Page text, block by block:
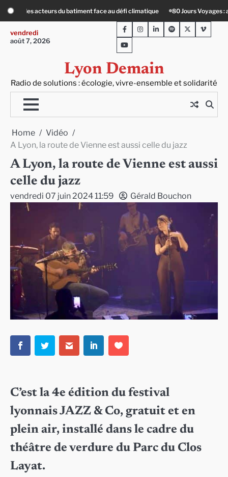
Skip
content
80 Jours Voyages : au cœur du Lengai avec Guy de Saint-Cyr Le Crépin
vendredi
août 7, 2026
Lyon Demain
Radio de solutions : écologie, vivre-ensemble et solidarité
FacebookInstagram
LinkedInSpotifyTwitterViméo
Youtube
Home
Vidéo
A Lyon, la route de Vienne est aussi celle du jazz
A Lyon, la route de Vienne est aussi
celle du jazz
vendredi 07 juin 2024 11:59 Gérald Bouchon
C’est la 4e édition du festival
lyonnais JAZZ & Co, gratuit et en
plein air, installé dans le cadre du
théâtre de verdure du Parc du Clos
Layat.